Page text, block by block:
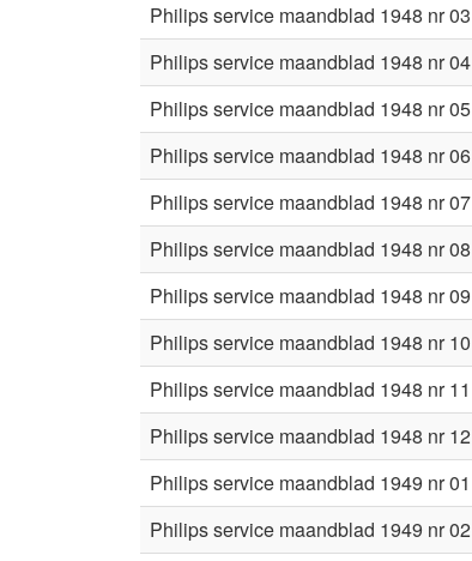
Philips service maandblad 1948 nr 03
Philips service maandblad 1948 nr 04
Philips service maandblad 1948 nr 05
Philips service maandblad 1948 nr 06
Philips service maandblad 1948 nr 07
Philips service maandblad 1948 nr 08
Philips service maandblad 1948 nr 09
Philips service maandblad 1948 nr 10
Philips service maandblad 1948 nr 11
Philips service maandblad 1948 nr 12
Philips service maandblad 1949 nr 01
Philips service maandblad 1949 nr 02